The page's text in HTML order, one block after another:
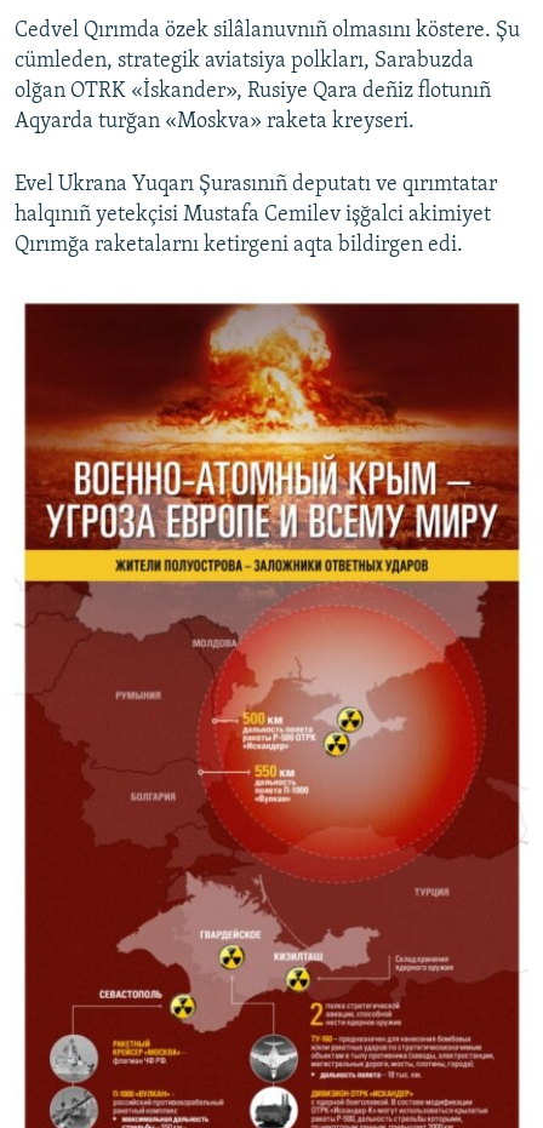
Cedvel Qırımda özek silâlanuvnıñ olmasını köstere. Şu
cümleden, strategik aviatsiya polkları, Sarabuzda
olğan OTRK «İskander», Rusiye Qara deñiz flotunıñ
Aqyarda turğan «Moskva» raketa kreyseri.
Evel Ukrana Yuqarı Şurasınıñ deputatı ve qırımtatar
halqınıñ yetekçisi Mustafa Cemilev işğalci akimiyet
Qırımğa raketalarnı ketirgeni aqta bildirgen edi.